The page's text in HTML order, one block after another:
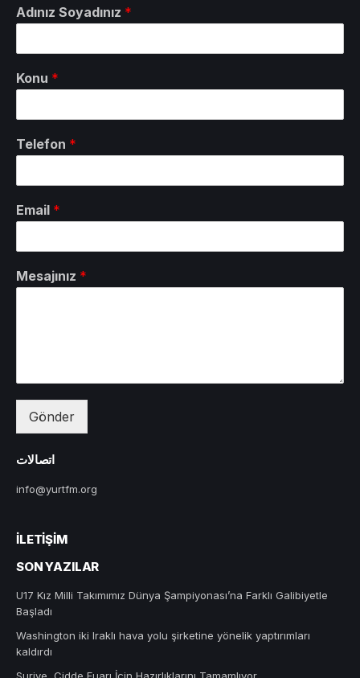
Adınız Soyadınız *
Konu *
Telefon *
Email *
Mesajınız *
Gönder
اتصالات
info@yurtfm.org
İLETIŞIM
SON YAZILAR
U17 Kız Milli Takımımız Dünya Şampiyonası’na Farklı Galibiyetle
Başladı
Washington iki Iraklı hava yolu şirketine yönelik yaptırımları
kaldırdı